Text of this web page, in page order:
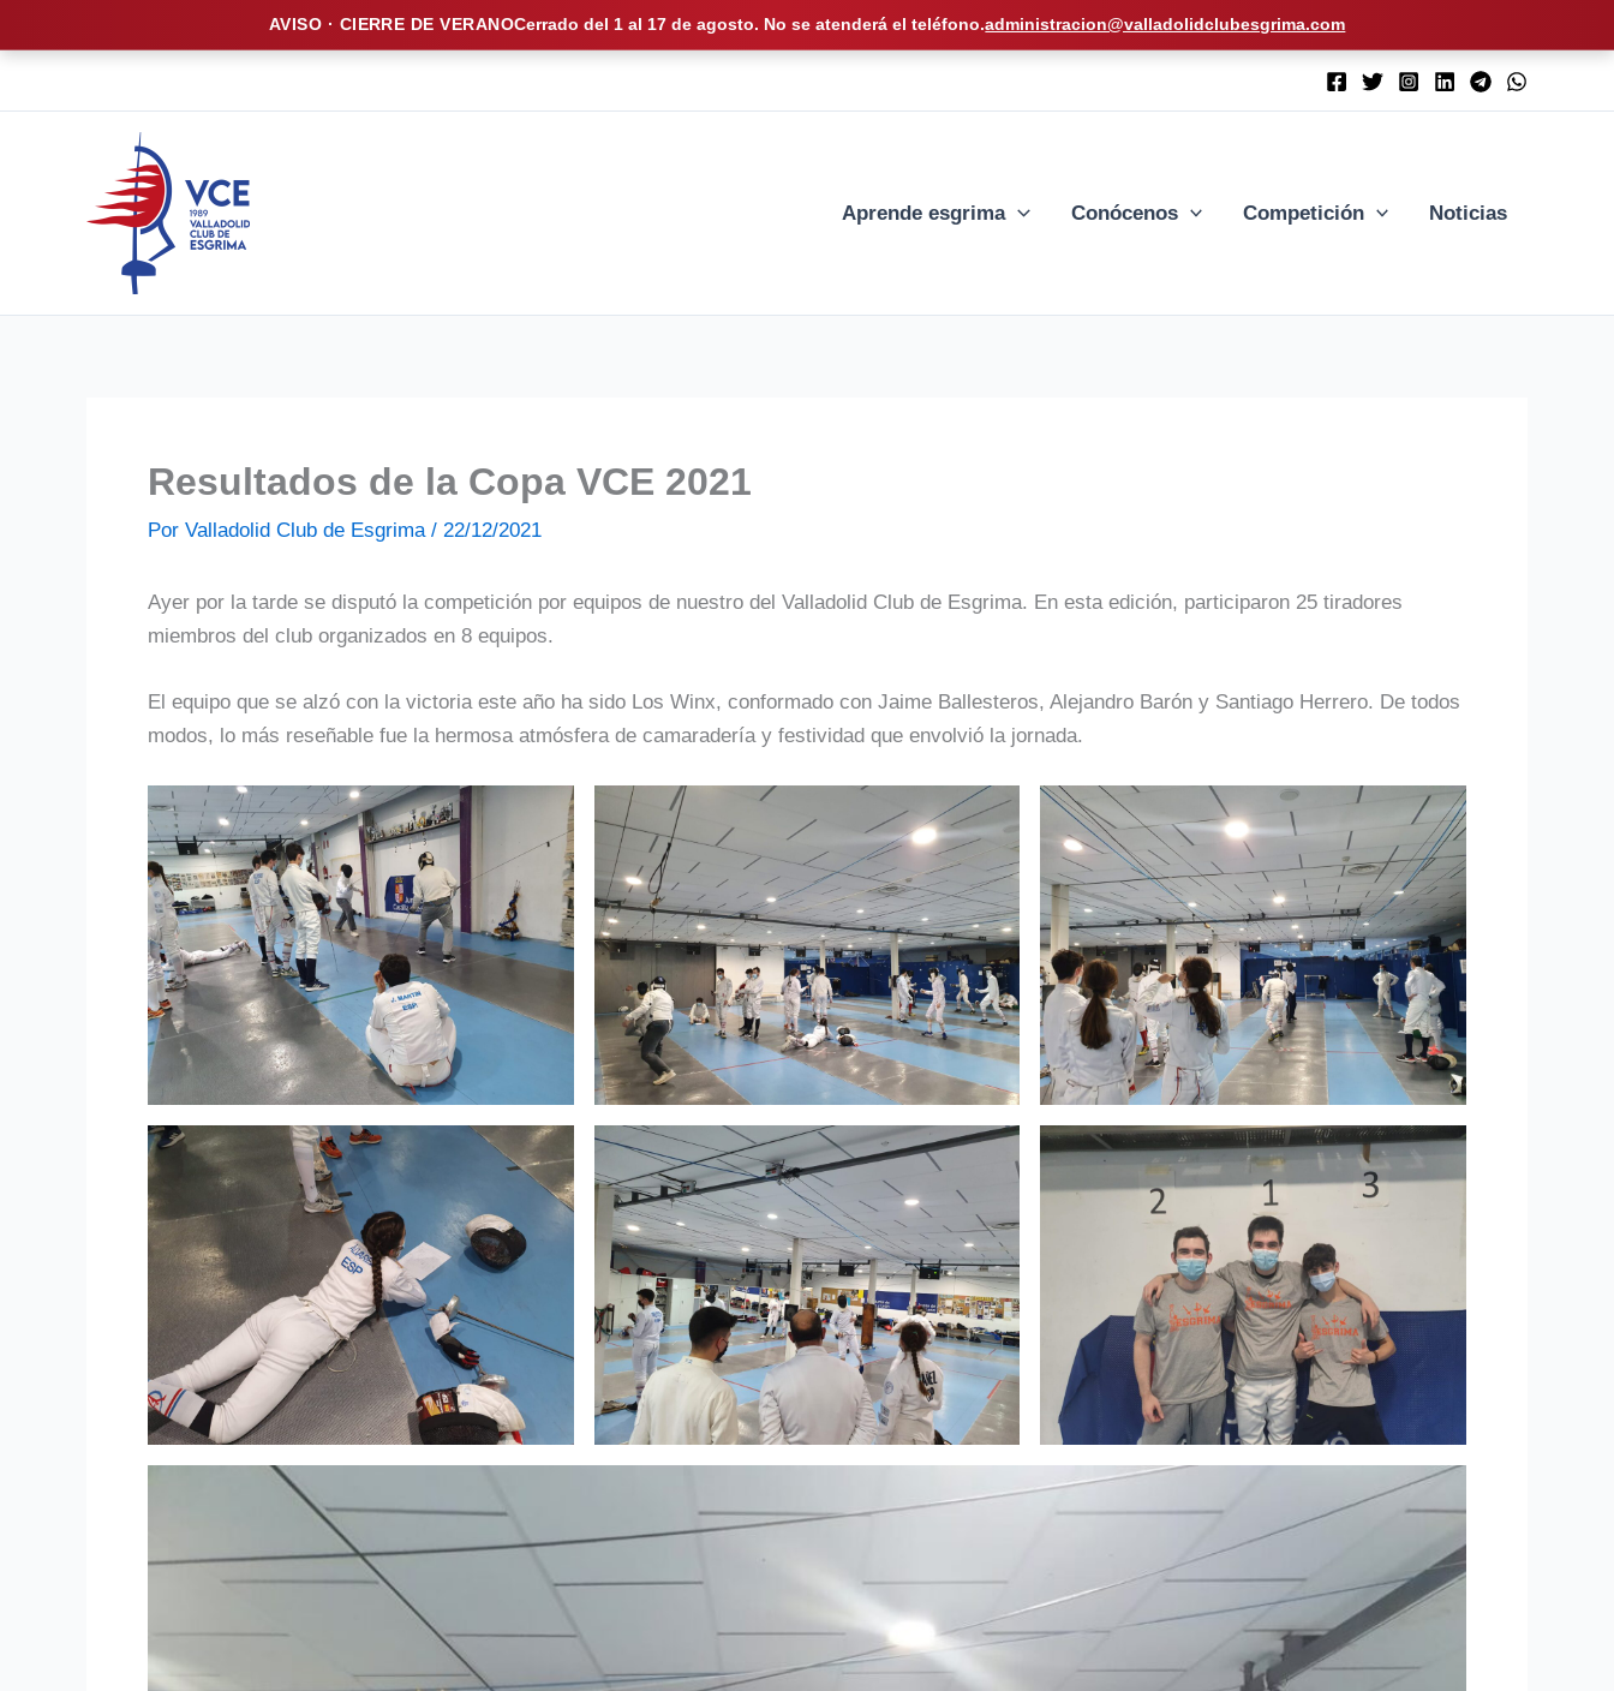
AVISO · CIERRE DE VERANOCerrado del 1 al 17 de agosto. No se atenderá el teléfono.administracion@valladolidclubesgrima.com
Aprende esgrima Conócenos Competición Noticias
Resultados de la Copa VCE 2021
Por Valladolid Club de Esgrima / 22/12/2021
Ayer por la tarde se disputó la competición por equipos de nuestro del Valladolid Club de Esgrima. En esta edición, participaron 25 tiradores
miembros del club organizados en 8 equipos.
El equipo que se alzó con la victoria este año ha sido Los Winx, conformado con Jaime Ballesteros, Alejandro Barón y Santiago Herrero. De todos
modos, lo más reseñable fue la hermosa atmósfera de camaradería y festividad que envolvió la jornada.